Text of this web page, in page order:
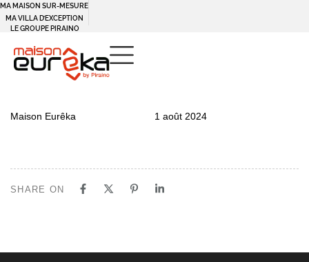
MA MAISON SUR-MESURE
MA VILLA D’EXCEPTION
LE GROUPE PIRAINO
IN:
Maison Eurêka
on:
1 août 2024
SHARE ON